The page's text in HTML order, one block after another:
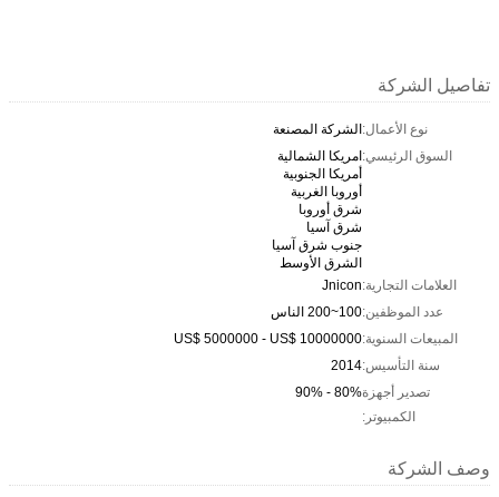
تفاصيل الشركة
نوع الأعمال:الشركة المصنعة
السوق الرئيسي:امريكا الشمالية
أمريكا الجنوبية
أوروبا الغربية
شرق أوروبا
شرق آسيا
جنوب شرق آسيا
الشرق الأوسط
العلامات التجارية:Jnicon
عدد الموظفين:100~200 الناس
المبيعات السنوية:US$ 5000000 - US$ 10000000
سنة التأسيس:2014
تصدير أجهزة
الكمبيوتر:
80% - 90%
وصف الشركة